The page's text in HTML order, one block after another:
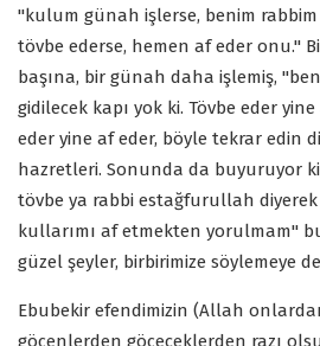
"kulum günah işlerse, benim
tövbe ederse, hemen af eder onu."
başına, bir günah daha işlemiş,
gidilecek kapı yok ki. Tövbe eder
eder yine af eder, böyle tekrar edin
hazretleri. Sonunda da buyuruyor
tövbe ya rabbi estağfurullah
kullarımı af etmekten yorulmam"
güzel şeyler, birbirimize söylemeye
Ebubekir efendimizin (Allah
göçenlerden göçeceklerden razı